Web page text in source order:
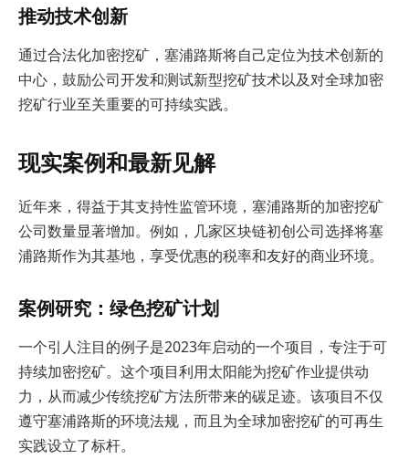
推动技术创新
通过合法化加密挖矿，塞浦路斯将自己定位为技术创新的
中心，鼓励公司开发和测试新型挖矿技术以及对全球加密
挖矿行业至关重要的可持续实践。
现实案例和最新见解
近年来，得益于其支持性监管环境，塞浦路斯的加密挖矿
公司数量显著增加。例如，几家区块链初创公司选择将塞
浦路斯作为其基地，享受优惠的税率和友好的商业环境。
案例研究：绿色挖矿计划
一个引人注目的例子是2023年启动的一个项目，专注于可
持续加密挖矿。这个项目利用太阳能为挖矿作业提供动
力，从而减少传统挖矿方法所带来的碳足迹。该项目不仅
遵守塞浦路斯的环境法规，而且为全球加密挖矿的可再生
实践设立了标杆。